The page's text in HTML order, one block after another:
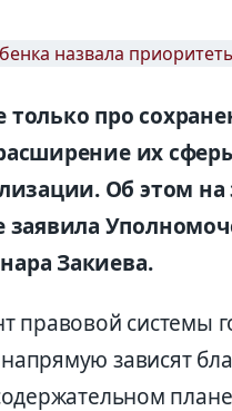
только про
их
. Об этом
Закиева.
правовой системы
зависят